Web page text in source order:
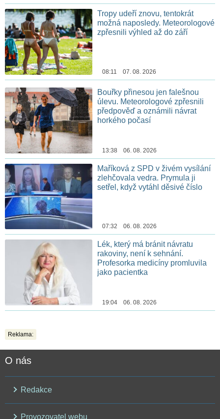
Tropy udeří znovu, tentokrát
možná naposledy. Meteorologové
zpřesnili výhled až do září
08:11 07. 08. 2026
Bouřky přinesou jen falešnou
úlevu. Meteorologové zpřesnili
předpověď a oznámili návrat
horkého počasí
13:38 06. 08. 2026
Maříková z SPD v živém vysílání
zlehčovala vedra. Prymula ji
setřel, když vytáhl děsivé číslo
07:32 06. 08. 2026
Lék, který má bránit návratu
rakoviny, není k sehnání.
Profesorka medicíny promluvila
jako pacientka
19:04 06. 08. 2026
Reklama:
O nás
Redakce
Provozovatel webu